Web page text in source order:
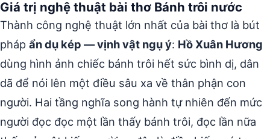
Giá trị nghệ thuật bài thơ Bánh trôi nước
Thành công nghệ thuật lớn nhất của bài thơ là bút
pháp ẩn dụ kép — vịnh vật ngụ ý: Hồ Xuân Hương
dùng hình ảnh chiếc bánh trôi hết sức bình dị, dân
dã để nói lên một điều sâu xa về thân phận con
người. Hai tầng nghĩa song hành tự nhiên đến mức
người đọc đọc một lần thấy bánh trôi, đọc lần nữa